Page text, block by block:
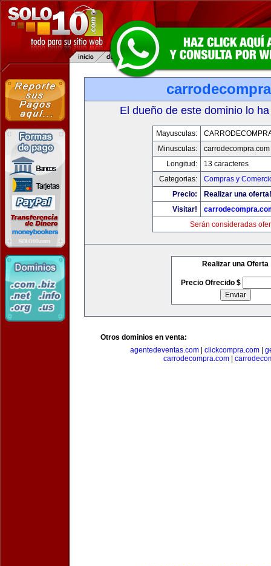
El dueño de este dominio lo
Mayusculas:
Minusculas:
carrodecompra.com
Longitud:
13 caracteres
Categorias:
Compras y
Precio:
Realizar una oferta!
Visitar!
Serán consideradas
Realizar una Oferta
Precio Ofrecido $
Otros dominios en venta:
agentedeventas.com| clickcompra.com|
carrodecompra.com|